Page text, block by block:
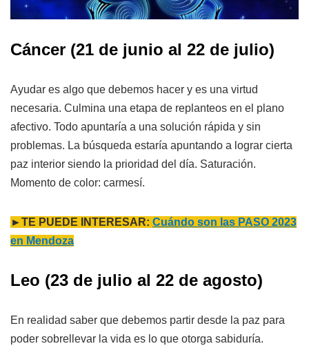
Cáncer (21 de junio al 22 de julio)
Ayudar es algo que debemos hacer y es una virtud
necesaria. Culmina una etapa de replanteos en el plano
afectivo. Todo apuntaría a una solución rápida y sin
problemas. La búsqueda estaría apuntando a lograr cierta
paz interior siendo la prioridad del día. Saturación.
Momento de color: carmesí.
►TE PUEDE INTERESAR: Cuándo son las PASO 2023
en Mendoza
Leo (23 de julio al 22 de agosto)
En realidad saber que debemos partir desde la paz para
poder sobrellevar la vida es lo que otorga sabiduría.